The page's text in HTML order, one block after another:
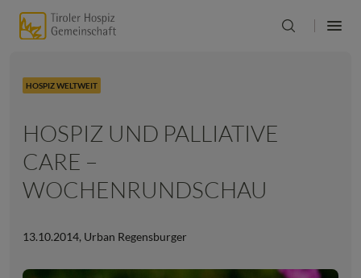
HOSPIZ WELTWEIT
HOSPIZ UND PALLIATIVE
CARE –
WOCHENRUNDSCHAU
13.10.2014, Urban Regensburger